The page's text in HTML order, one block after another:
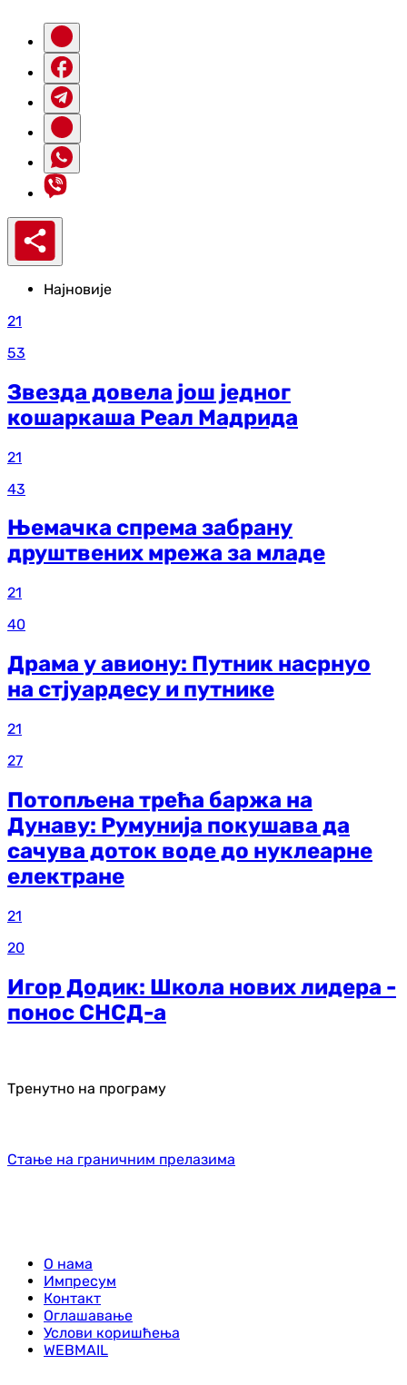
Најновије
21
53
Звезда довела још једног
кошаркаша Реал Мадрида
21
43
Њемачка спрема забрану
друштвених мрежа за младе
21
40
Драма у авиону: Путник насрнуо
на стјуардесу и путнике
21
27
Потопљена трећа баржа на
Дунаву: Румунија покушава да
сачува доток воде до нуклеарне
електране
21
20
Игор Додик: Школа нових лидера -
понос СНСД-а
Тренутно на програму
Стање на граничним прелазима
О нама
Импресум
Контакт
Оглашавање
Услови коришћења
WEBMAIL